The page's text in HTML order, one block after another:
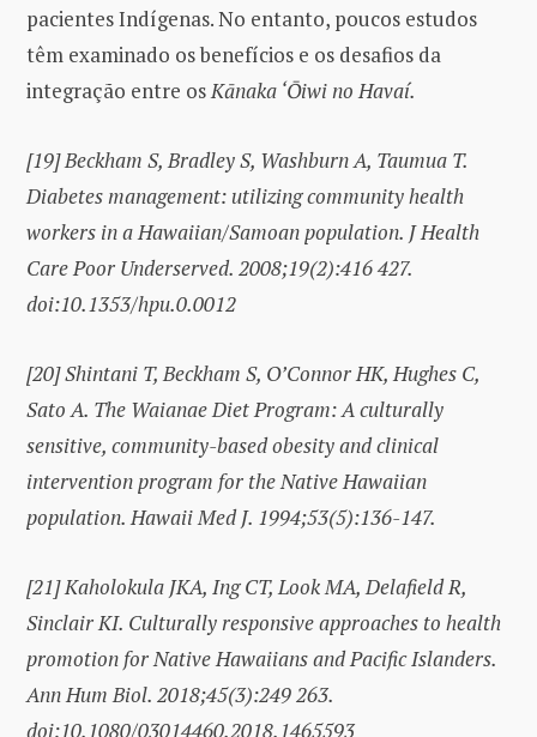
pacientes Indígenas. No entanto, poucos estudos
têm examinado os benefícios e os desafios da
integração entre osKānaka ‘Ōiwi no Havaí.
[19]Beckham S, Bradley S, Washburn A, Taumua T.
Diabetes management: utilizing community health
workers in a Hawaiian/Samoan population. J Health
Care Poor Underserved. 2008;19(2):416 427.
doi:10.1353/hpu.0.0012
[20]Shintani T, Beckham S, O’Connor HK, Hughes C,
Sato A. The Waianae Diet Program: A culturally
sensitive, community-based obesity and clinical
intervention program for the Native Hawaiian
population. Hawaii Med J. 1994;53(5):136-147.
[21]Kaholokula JKA, Ing CT, Look MA, Delafield R,
Sinclair KI. Culturally responsive approaches to health
promotion for Native Hawaiians and Pacific Islanders.
Ann Hum Biol. 2018;45(3):249 263.
doi:10.1080/03014460.2018.1465593